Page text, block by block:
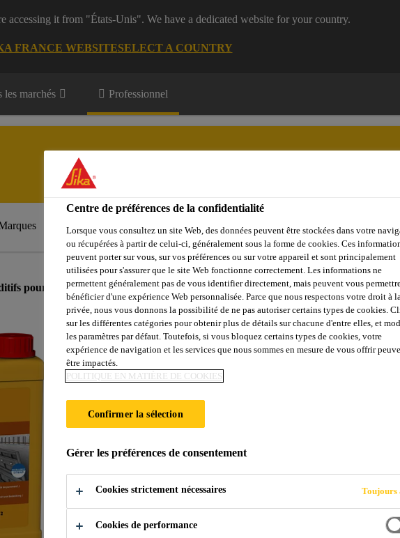
accessing it from "États-Unis". We have a dedicated website for your country.
FRANCE WEBSITESELECT A COUNTRY
les marchés Professionnel
Espace Membres Formations A propos de nous
pour béton, mortier & ciment Agents de démoulage Pour le chantier
Sika® Separol®-
Synthèse
Agent de démoulage différé — Synthèse
Sika® Separol®-443 Pure Synthèse est un agent de
Supprime l'adhérence du béton ou de la laitance
Centre de préférences de la confidentialité
Lorsque vous consultez un site Web, des données peuvent être stockées dans votre
ou récupérées à partir de celui-ci, généralement sous la forme de cookies. Ces
peuvent porter sur vous, sur vos préférences ou sur votre appareil et sont principalement
utilisées pour s'assurer que le site Web fonctionne correctement. Les informations ne
permettent généralement pas de vous identifier directement, mais peuvent vous
bénéficier d'une expérience Web personnalisée. Parce que nous respectons votre droit à
privée, nous vous donnons la possibilité de ne pas autoriser certains types de cookies.
sur les différentes catégories pour obtenir plus de détails sur chacune d'entre elles, et
les paramètres par défaut. Toutefois, si vous bloquez certains types de cookies, votre
expérience de navigation et les services que nous sommes en mesure de vous offrir
être impactés.
POLITIQUE EN MATIÈRE DE COOKIES
Confirmer la sélection
Gérer les préférences de consentement
Cookies strictement nécessaires Toujours
Cookies de performance